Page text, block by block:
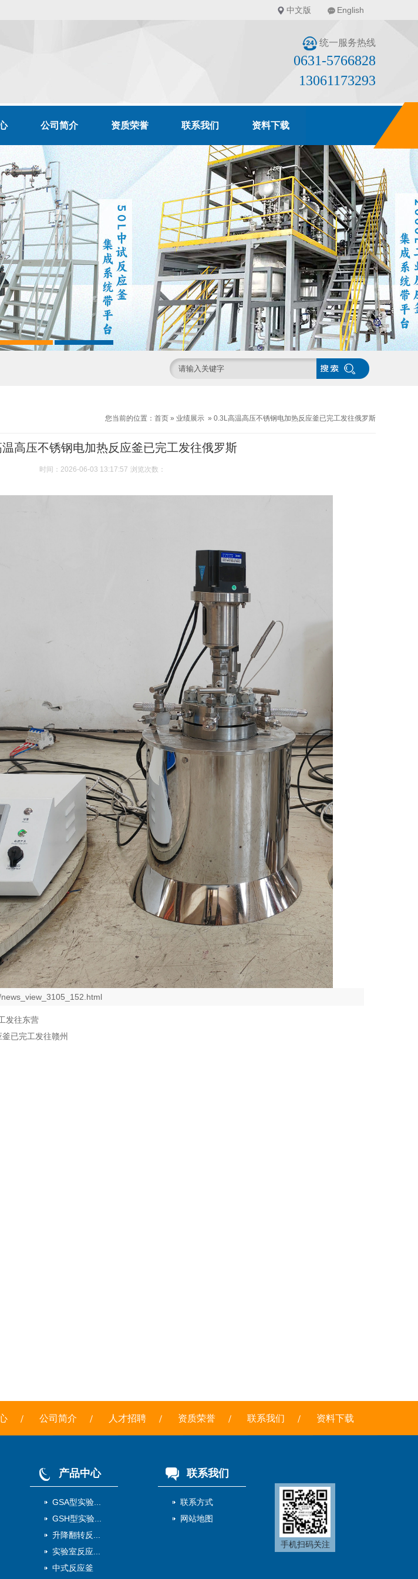
中文版 English
统一服务热线
0631-5766828
13061173293
公司简介 资质荣誉 联系我们 资料下载
您当前的位置： 首页 » 业绩展示 » 0.3L高温高压不锈钢电加热反应釜已完工发往俄罗斯
高压不锈钢电加热反应釜已完工发往俄罗斯
时间：2026-06-03 13:17:57 浏览次数：
发往东营
已完工发往赣州
公司简介 人才招聘 资质荣誉 联系我们 资料下载
产品中心
GSA型实验...
GSH型实验...
升降翻转反...
实验室反应...
中式反应釜
联系我们
联系方式
网站地图
手机扫码关注